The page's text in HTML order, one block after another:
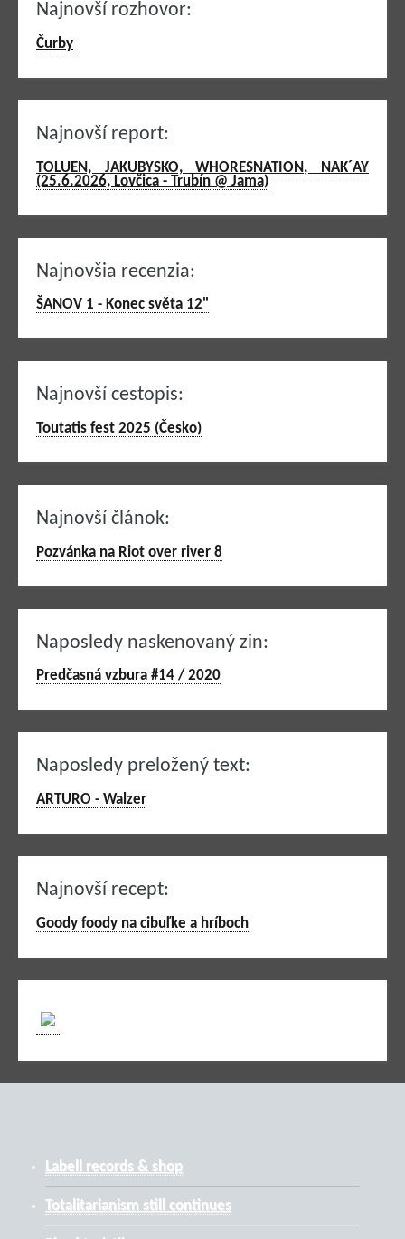
Najnovší rozhovor:
Čurby
Najnovší report:
TOLUEN, JAKUBYSKO, WHORESNATION, NAK´AY
(25.6.2026, Lovčica - Trubín @ Jama)
Najnovšia recenzia:
ŠANOV 1 - Konec světa 12"
Najnovší cestopis:
Toutatis fest 2025 (Česko)
Najnovší článok:
Pozvánka na Riot over river 8
Naposledy naskenovaný zin:
Predčasná vzbura #14 / 2020
Naposledy preložený text:
ARTURO - Walzer
Najnovší recept:
Goody foody na cibuľke a hríboch
Labell records & shop
Totalitarianism still continues